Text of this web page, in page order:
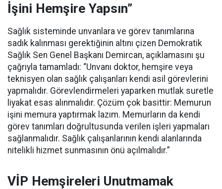
İşini Hemşire Yapsın”
Sağlık sisteminde unvanlara ve görev tanımlarına
sadık kalınması gerektiğinin altını çizen Demokratik
Sağlık Sen Genel Başkanı Demircan, açıklamasını şu
çağrıyla tamamladı: “Unvanı doktor, hemşire veya
teknisyen olan sağlık çalışanları kendi asil görevlerini
yapmalıdır. Görevlendirmeleri yaparken mutlak suretle
liyakat esas alınmalıdır. Çözüm çok basittir: Memurun
işini memura yaptırmak lazım. Memurların da kendi
görev tanımları doğrultusunda verilen işleri yapmaları
sağlanmalıdır. Sağlık çalışanlarının kendi alanlarında
nitelikli hizmet sunmasının önü açılmalıdır.”
VİP Hemşireleri Unutmamak